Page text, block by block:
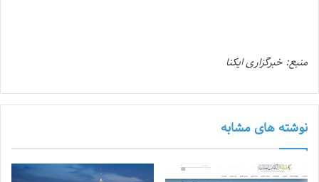
منبع: خبرگزاری ایکنا
نوشته های مشابه